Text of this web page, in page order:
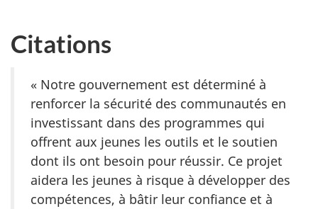
Citations
« Notre gouvernement est déterminé à
renforcer la sécurité des communautés en
investissant dans des programmes qui
offrent aux jeunes les outils et le soutien
dont ils ont besoin pour réussir. Ce projet
aidera les jeunes à risque à développer des
compétences, à bâtir leur confiance et à